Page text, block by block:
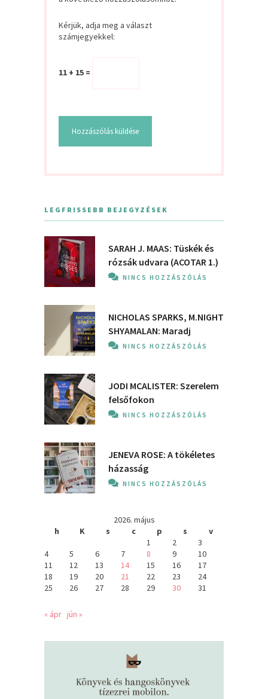
Kérjük, adja meg a választ
számjegyekkel:
11 + 15 =
LEGFRISSEBB BEJEGYZÉSEK
SARAH J. MAAS: Tüskék és
rózsák udvara (ACOTAR 1.)
NINCS HOZZÁSZÓLÁS
NICHOLAS SPARKS, M.NIGHT
SHYAMALAN: Maradj
NINCS HOZZÁSZÓLÁS
JODI MCALISTER: Szerelem
felsőfokon
NINCS HOZZÁSZÓLÁS
JENEVA ROSE: A ​tökéletes
házasság
NINCS HOZZÁSZÓLÁS
2026. május
h
K s c p s
v
1
2
3
4
5 6 7 8 9
10
11
12 13 14 15 16
17
18
19 20 21 22 23
24
25
26 27 28 29 30 31
« ápr jún »